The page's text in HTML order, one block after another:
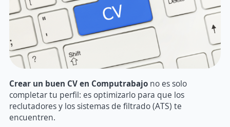
Crear un buen CV en Computrabajo no es solo
completar tu perfil: es optimizarlo para que los
reclutadores y los sistemas de filtrado (ATS) te
encuentren.